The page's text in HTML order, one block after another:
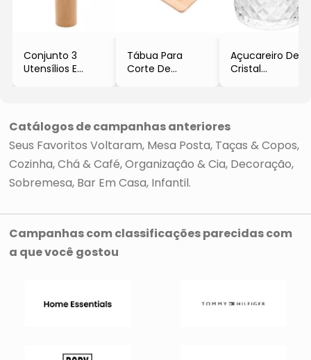
Conjunto 3
Utensílios E
- Lyor
Tábua Para
Corte De
Lyor
- Natural
Açucareiro De
Cristal
Catálogos de campanhas anteriores
Seus Favoritos Voltaram Mesa Posta Taças & Copos
Cozinha Chá & Café Organização & Cia Decoração
Sobremesa Bar Em Casa Infantil
Campanhas com classificações parecidas com
a que você gostou